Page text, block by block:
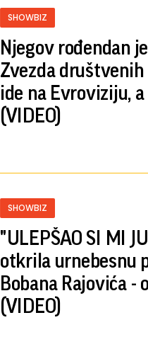
SHOWBIZ
Njegov rođendan
Zvezda društvenih
ide na Evroviziju,
(VIDEO)
SHOWBIZ
"ULEPŠAO SI MI
otkrila urnebesnu
Bobana Rajovića -
(VIDEO)